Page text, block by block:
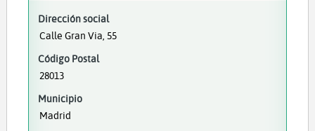
Dirección social
Calle Gran Via, 55
Código Postal
28013
Municipio
Madrid